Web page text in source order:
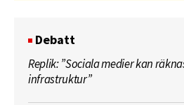
Debatt
Replik: ”Sociala medier kan
infrastruktur”